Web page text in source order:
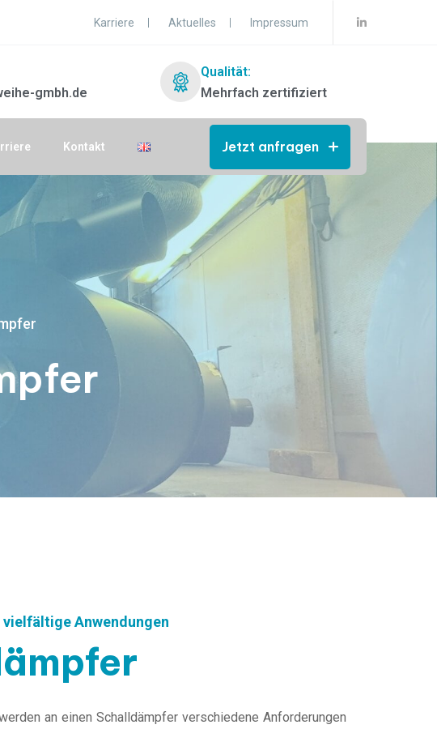
Karriere Aktuelles Impressum
gmbh.de
Qualität:
Mehrfach zertifiziert
Kontakt Jetzt anfragen
Anwendungen
an einen Schalldämpfer verschiedene Anforderungen